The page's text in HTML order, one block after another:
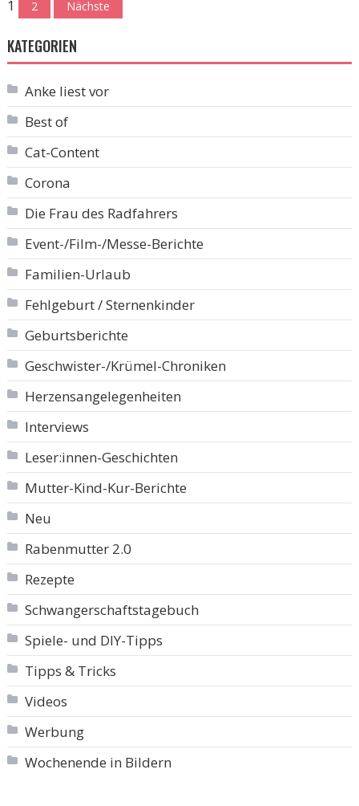
Beiträge
1 2 Nächste
KATEGORIEN
Anke liest vor
Best of
Cat-Content
Corona
Die Frau des Radfahrers
Event-/Film-/Messe-Berichte
Familien-Urlaub
Fehlgeburt / Sternenkinder
Geburtsberichte
Geschwister-/Krümel-Chroniken
Herzensangelegenheiten
Interviews
Leser:innen-Geschichten
Mutter-Kind-Kur-Berichte
Neu
Rabenmutter 2.0
Rezepte
Schwangerschaftstagebuch
Spiele- und DIY-Tipps
Tipps & Tricks
Videos
Werbung
Wochenende in Bildern